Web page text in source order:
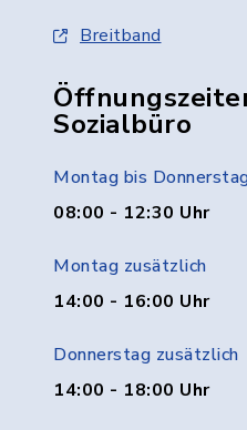
Breitband
Sozialbüro
Montag bis
08:00 - 12:30 Uhr
Montag zusätzlich
14:00 - 16:00 Uhr
Donnerstag zusätzlich
14:00 - 18:00 Uhr